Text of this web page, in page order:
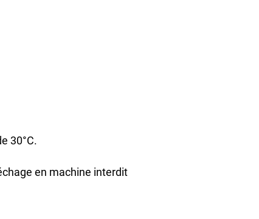
30°C.
en machine interdit